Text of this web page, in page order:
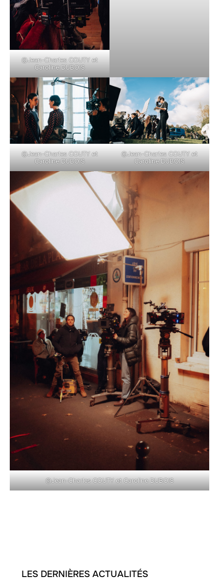
©Jean-Charles COUTY et
Caroline DUBOIS
©Jean-Charles COUTY et
Caroline DUBOIS
©Jean-Charles COUTY et
Caroline DUBOIS
©Jean-Charles COUTY et Caroline DUBOIS
LES DERNIÈRES ACTUALITÉS